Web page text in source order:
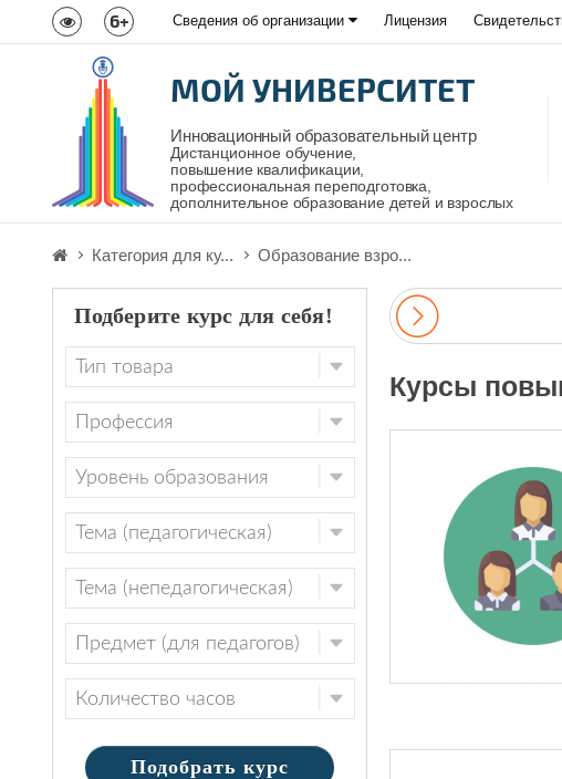
6+ Сведения об организации Лицензия
МОЙ УНИВЕРСИТЕТ
Инновационный образовательный центр
Дистанционное обучение,
повышение квалификации,
профессиональная переподготовка,
дополнительное образование детей и взрослых
Категория для ку... Образование взро...
Подберите курс для себя!
Подобрать курс
Курсы